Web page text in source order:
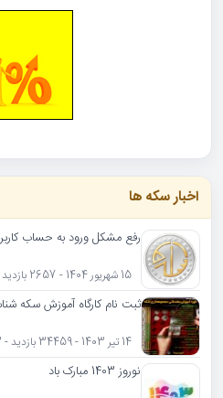
اخبار سکه ها
رفع مشکل ورود به حساب
15 شهریور 1404 - 2657 بازدید - 6 نظر
ثبت نام کارگاه آموزش سکه
14 تیر 1403 - 34459 بازدید - 23 نظر
نوروز 1403 مبارک باد